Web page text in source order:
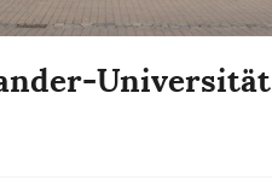
Universität